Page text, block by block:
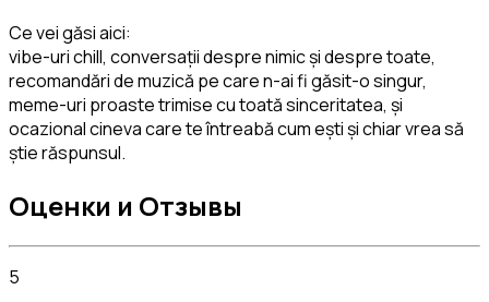
Ce vei găsi aici:
vibe-uri chill, conversații despre nimic și despre toate,
recomandări de muzică pe care n-ai fi găsit-o singur,
meme-uri proaste trimise cu toată sinceritatea, și
ocazional cineva care te întreabă cum ești și chiar vrea să
știe răspunsul.
Оценки и Отзывы
5